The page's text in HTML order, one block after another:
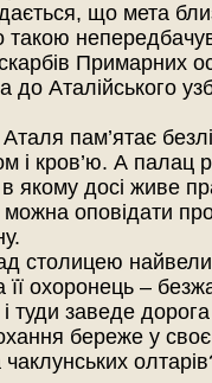
що мета
Примарних
до Аталійського
пам’ятає
і кров’ю. А палац
якому досі живе
можна оповідати
столицею
її охоронець –
туди заведе
береже у
чаклунських